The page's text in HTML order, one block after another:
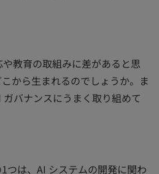
教育の取組みに差があると思
から生まれるのでしょうか。ま
バナンスにうまく取り組めて
つは、AI システムの開発に関わ